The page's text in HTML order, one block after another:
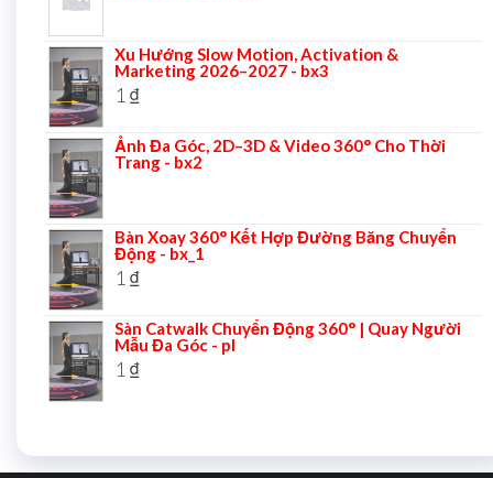
Xu Hướng Slow Motion, Activation &
Marketing 2026–2027 - bx3
1 ₫
Ảnh Đa Góc, 2D–3D & Video 360° Cho Thời
Trang - bx2
Bàn Xoay 360° Kết Hợp Đường Băng Chuyển
Động - bx_1
1 ₫
Sàn Catwalk Chuyển Động 360° | Quay Người
Mẫu Đa Góc - pl
1 ₫